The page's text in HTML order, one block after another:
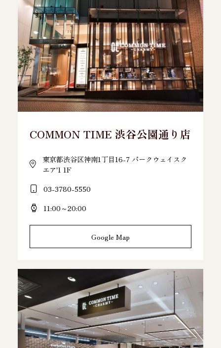
COMMON TIME 渋谷公園通り店
東京都渋谷区神南1丁目16-7 パークウェイスク
エア'1 1F
03-3780-5550
11:00～20:00
Google Map